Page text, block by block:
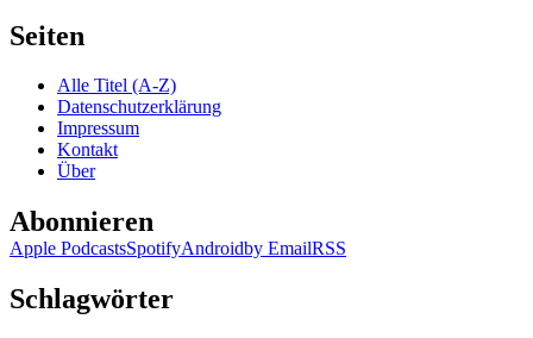
Seiten
Alle Titel (A-Z)
Datenschutzerklärung
Impressum
Kontakt
Über
Abonnieren
Apple PodcastsSpotifyAndroidby EmailRSS
Schlagwörter